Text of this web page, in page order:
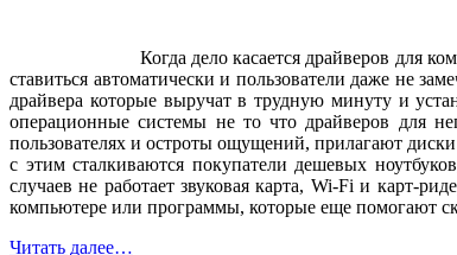
Когда дело касается драйверов для
ставиться автоматически и пользователи даже не
драйвера которые выручат в трудную минуту и
операционные системы не то что драйверов для
пользователях и остроты ощущений, прилагают
с этим сталкиваются покупатели дешевых
случаев не работает звуковая карта, Wi-Fi и карт-
компьютере или программы, которые еще помогают
Читать далее…